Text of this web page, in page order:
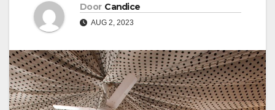
Door Candice
AUG 2, 2023